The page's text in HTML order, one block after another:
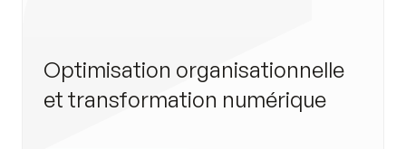
Optimisation organisationnelle
et transformation numérique